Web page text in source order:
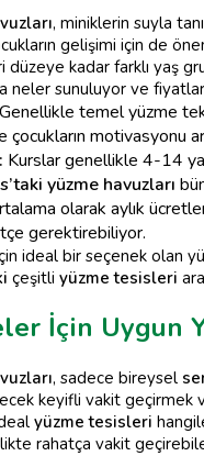
, miniklerin suyla
gelişimi için de
kadar farklı yaş
neler sunuluyor ve
Genellikle temel yüzme
çocukların motivasyonu
Kurslar genellikle 4-14
yüzme havuzları
olarak aylık
gerektirebiliyor.
ideal bir seçenek olan
çeşitli yüzme tesisleri
İçin Uygun
, sadece bireysel
keyifli vakit geçirmek
yüzme tesisleri
rahatça vakit